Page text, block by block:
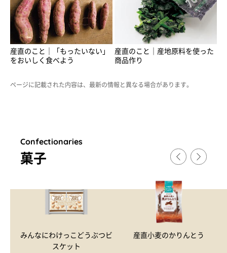
産直のこと｜「もったいない」
をおいしく食べよう
産直のこと｜産地原料を使った
商品作り
ページに記載された内容は、最新の情報と異なる場合があります。
Confectionaries
菓子
みんなにわけっこどうぶつビ
スケット
産直小麦のかりんとう